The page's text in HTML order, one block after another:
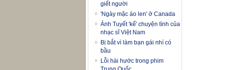
giết người
'Ngày mặc áo len' ở Canada
Ánh Tuyết 'kể' chuyện tình của
nhạc sĩ Việt Nam
Bị bắt vì làm bạn gái nhí có
bầu
Lỗi hài hước trong phim